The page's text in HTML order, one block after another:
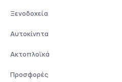
Ξενοδοχεία
Αυτοκίνητα
Ακτοπλοϊκά
Προσφορές